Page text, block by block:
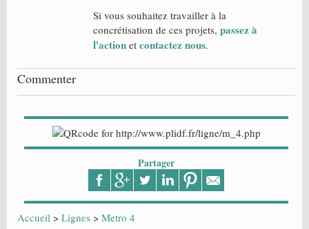
Accueil > Lignes > Metro 4
Partager
Si vous souhaitez travailler à la
concrétisation de ces projets, passez à
l'action et contactez nous.
Commenter